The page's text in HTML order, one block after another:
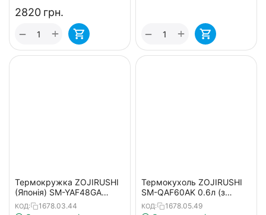
‍2820‍ грн.
+
− +
−
Термокружка ZOJIRUSHI
(Японія) SM-YAF48GA
0.48л зеленый
КОД: 1678.03.44
Термокухоль ZOJIRUSHI
SM-QAF60AK 0.6л (з
перенесенням)
КОД: 1678.05.49